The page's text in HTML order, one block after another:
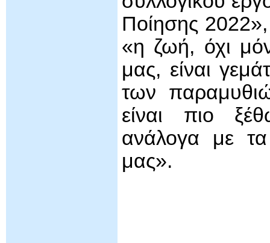
Ποίησης
«η ζωή, όχι
μας, είναι
των
είναι πιο
ανάλογα με
μας».